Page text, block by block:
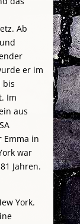
Ab
er im
bis
Im
aus
Emma in
war
Jahren.
York.